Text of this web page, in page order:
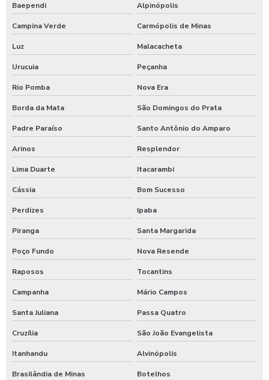
Baependi Alpinópolis
Campina Verde Carmópolis de Minas
Luz Malacacheta
Urucuia Peçanha
Rio Pomba Nova Era
Borda da Mata São Domingos do Prata
Padre Paraíso Santo Antônio do Amparo
Arinos Resplendor
Lima Duarte Itacarambi
Cássia Bom Sucesso
Perdizes Ipaba
Piranga Santa Margarida
Poço Fundo Nova Resende
Raposos Tocantins
Campanha Mário Campos
Santa Juliana Passa Quatro
Cruzília São João Evangelista
Itanhandu Alvinópolis
Brasilândia de Minas Botelhos